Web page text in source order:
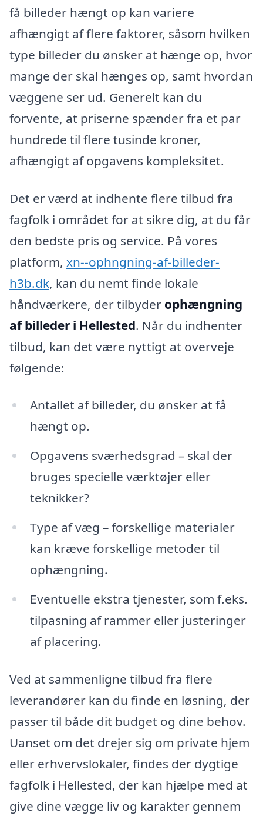
få billeder hængt op kan variere
afhængigt af flere faktorer, såsom hvilken
type billeder du ønsker at hænge op, hvor
mange der skal hænges op, samt hvordan
væggene ser ud. Generelt kan du
forvente, at priserne spænder fra et par
hundrede til flere tusinde kroner,
afhængigt af opgavens kompleksitet.
Det er værd at indhente flere tilbud fra
fagfolk i området for at sikre dig, at du får
den bedste pris og service. På vores
platform, xn--ophngning-af-billeder-
h3b.dk, kan du nemt finde lokale
håndværkere, der tilbyder ophængning
af billeder i Hellested. Når du indhenter
tilbud, kan det være nyttigt at overveje
følgende:
Antallet af billeder, du ønsker at få
hængt op.
Opgavens sværhedsgrad – skal der
bruges specielle værktøjer eller
teknikker?
Type af væg – forskellige materialer
kan kræve forskellige metoder til
ophængning.
Eventuelle ekstra tjenester, som f.eks.
tilpasning af rammer eller justeringer
af placering.
Ved at sammenligne tilbud fra flere
leverandører kan du finde en løsning, der
passer til både dit budget og dine behov.
Uanset om det drejer sig om private hjem
eller erhvervslokaler, findes der dygtige
fagfolk i Hellested, der kan hjælpe med at
give dine vægge liv og karakter gennem